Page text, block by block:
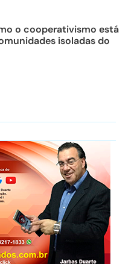
o cooperativismo está
isoladas do